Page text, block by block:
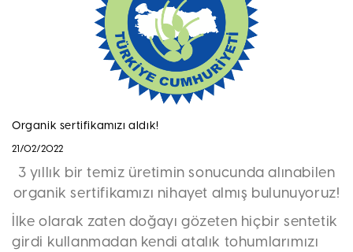
Organik sertifikamızı aldık!
21/02/2022
3 yıllık bir temiz üretimin sonucunda alınabilen
organik sertifikamızı nihayet almış bulunuyoruz!
İlke olarak zaten doğayı gözeten hiçbir sentetik
girdi kullanmadan kendi atalık tohumlarımızı